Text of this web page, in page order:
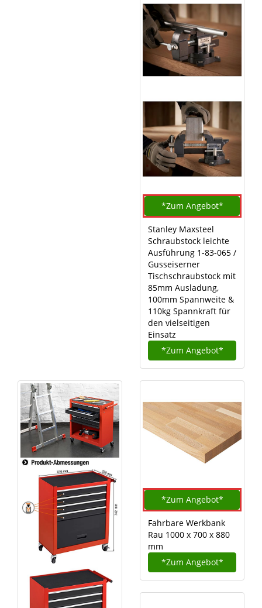
*Zum Angebot*
Stanley Maxsteel
Schraubstock leichte
Ausführung 1-83-065 /
Gusseiserner
Tischschraubstock mit
85mm Ausladung,
100mm Spannweite &
110kg Spannkraft für
den vielseitigen
Einsatz
*Zum Angebot*
*Zum Angebot*
Fahrbare Werkbank
Rau 1000 x 700 x 880
mm
*Zum Angebot*